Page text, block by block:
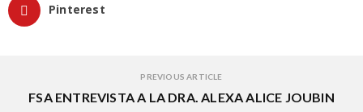
Pinterest
PREVIOUS ARTICLE
FSA ENTREVISTA A LA DRA. ALEXA ALICE JOUBIN